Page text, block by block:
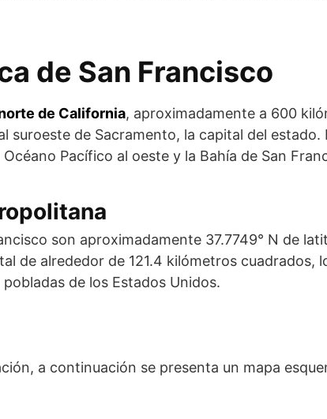
de San Francisco
de California, aproximadamente a 600
suroeste de Sacramento, la capital del estado.
Pacífico al oeste y la Bahía de San
son aproximadamente 37.7749° N de
de alrededor de 121.4 kilómetros cuadrados,
de los Estados Unidos.
a continuación se presenta un mapa